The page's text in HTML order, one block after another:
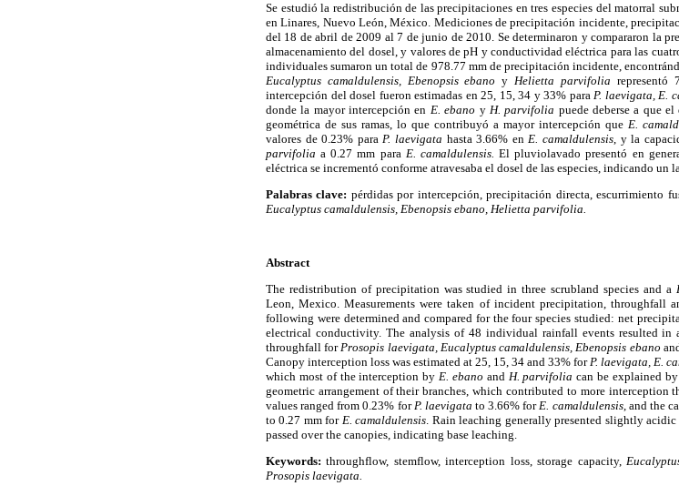
Se estudió la redistribución de las precipitaciones en tres especies del matorral
en Linares, Nuevo León, México. Mediciones de precipitación incidente,
del 18 de abril de 2009 al 7 de junio de 2010. Se determinaron y compararon la
almacenamiento del dosel, y valores de pH y conductividad eléctrica para las
individuales sumaron un total de 978.77 mm de precipitación incidente,
Eucalyptus camaldulensis, Ebenopsis ebano yHelietta parvifolia representó
intercepción del dosel fueron estimadas en 25, 15, 34 y 33% paraP. laevigata, E.
donde la mayor intercepción en E. ebano y H. parvifolia puede deberse a que
geométrica de sus ramas, lo que contribuyó a mayor intercepción que E.
valores de 0.23% paraP. laevigata hasta 3.66% enE. camaldulensis, y la
parvifolia a 0.27 mm para E. camaldulensis. El pluviolavado presentó en
eléctrica se incrementó conforme atravesaba el dosel de las especies, indicando un
Palabras clave: pérdidas por intercepción, precipitación directa, escurrimiento
Eucalyptus camaldulensis, Ebenopsis ebano, Helietta parvifolia.
Abstract
The redistribution of precipitation was studied in three scrubland species and a
Leon, Mexico. Measurements were taken of incident precipitation, throughfall
following were determined and compared for the four species studied: net
electrical conductivity. The analysis of 48 individual rainfall events resulted
throughfall for Prosopis laevigata, Eucalyptus camaldulensis, Ebenopsis ebano
Canopy interception loss was estimated at 25, 15, 34 and 33% for P. laevigata, E.
which most of the interception by E. ebano and H. parvifolia can be explained
geometric arrangement of their branches, which contributed to more interception
values ranged from 0.23% for P. laevigata to 3.66% for E. camaldulensis, and the
to 0.27 mm for E. camaldulensis . Rain leaching generally presented slightly
passed over the canopies, indicating base leaching.
Keywords: throughflow, stemflow, interception loss, storage capacity,
Prosopis laevigata.